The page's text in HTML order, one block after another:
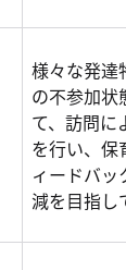
様々な発達
の不参加状
て、訪問に
を行い、保
ィードバ
減を目指し